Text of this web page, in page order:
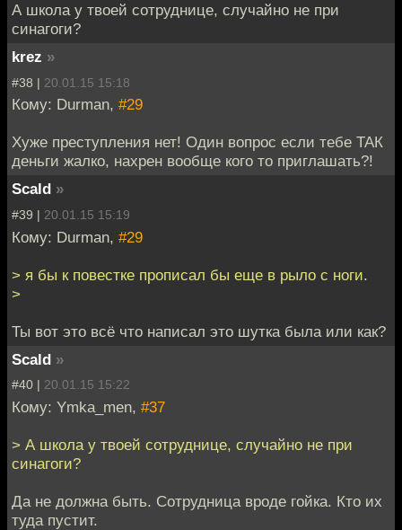
А школа у твоей сотруднице, случайно не при
синагоги?
krez »
#38 | 20.01.15 15:18
Кому: Durman, #29
Хуже преступления нет! Один вопрос если тебе ТАК
деньги жалко, нахрен вообще кого то приглашать?!
Scald »
#39 | 20.01.15 15:19
Кому: Durman, #29
> я бы к повестке прописал бы еще в рыло с ноги.
>
Ты вот это всё что написал это шутка была или как?
Scald »
#40 | 20.01.15 15:22
Кому: Ymka_men, #37
> А школа у твоей сотруднице, случайно не при
синагоги?
Да не должна быть. Сотрудница вроде гойка. Кто их
туда пустит.